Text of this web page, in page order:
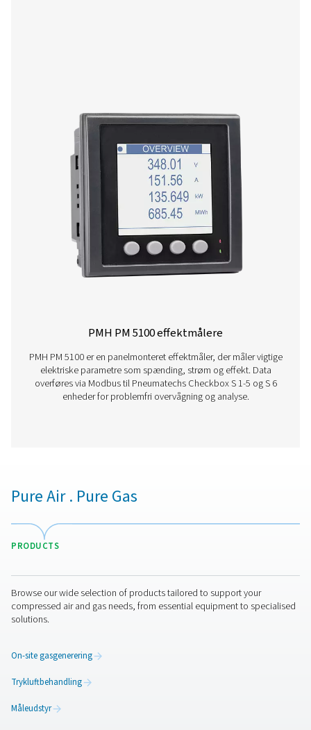
Afkrydsningsfelt S 1-5 Stationære
Pneumatech Check Box S1-S5-serien giver præcis
trykluftsystemer med en 3,5" skærm, USB-
sensorkompatibilitet.
Afkrydsningsfelt S 18 Stationære
Check Box S 18 er en alsidig stationær